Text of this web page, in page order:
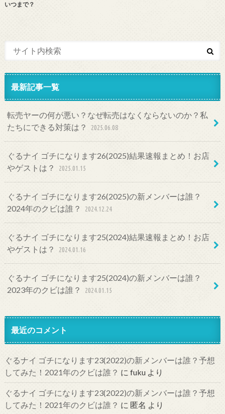
いつまで？
最新記事一覧
転売ヤーの何が悪い？なぜ転売はなくならないのか？私
たちにできる対策は？
2025.06.08
ぐるナイ ゴチになります26(2025)結果速報まとめ！お店
やゲストは？
2025.01.15
ぐるナイ ゴチになります26(2025)の新メンバーは誰？
2024年のクビは誰？
2024.12.24
ぐるナイ ゴチになります25(2024)結果速報まとめ！お店
やゲストは？
2024.01.16
ぐるナイ ゴチになります25(2024)の新メンバーは誰？
2023年のクビは誰？
2024.01.15
最近のコメント
ぐるナイ ゴチになります23(2022)の新メンバーは誰？予想
してみた！2021年のクビは誰？ に fukuより
ぐるナイ ゴチになります23(2022)の新メンバーは誰？予想
してみた！2021年のクビは誰？ に 匿名 より